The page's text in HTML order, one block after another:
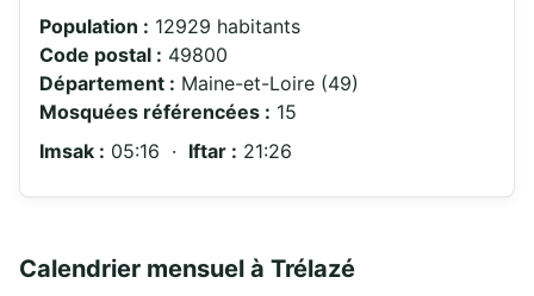
Population : 12929 habitants
Code postal : 49800
Département : Maine-et-Loire (49)
Mosquées référencées : 15
Imsak : 05:16 · Iftar : 21:26
Calendrier mensuel à Trélazé